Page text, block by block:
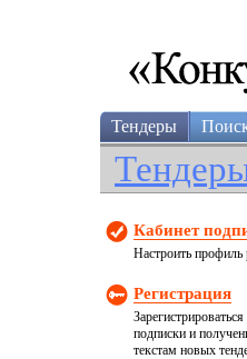
Тендеры
Кабинет
Настроить профиль
Регистрация
подписки и
текстам новых